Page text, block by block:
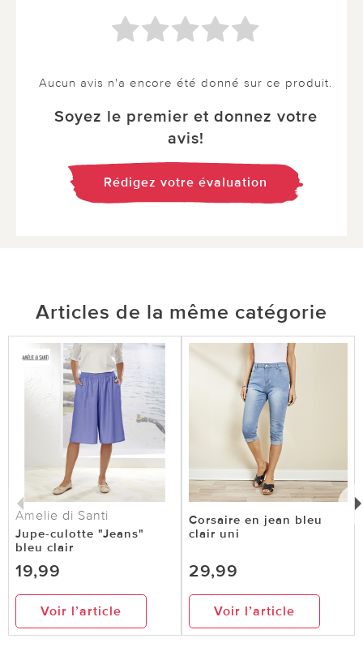
Aucun avis n'a encore été donné sur ce produit.
Soyez le premier et donnez votre
avis!
Rédigez votre évaluation
Articles de la même catégorie
Amelie di Santi
Jupe-culotte "Jeans"
bleu clair
19,99
Voir l’article
Corsaire en jean bleu
clair uni
29,99
Voir l’article